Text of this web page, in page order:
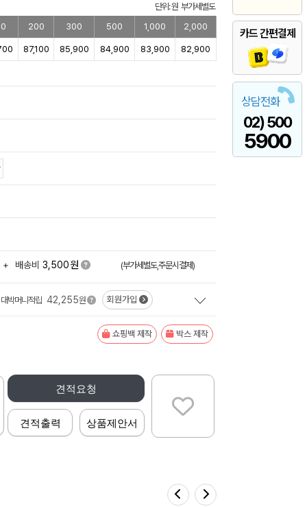
카드 간편결제
상담전화
02) 500
5900
단위: 원 부가세별도
200 300 500 1,000 2,000
87,100 85,900 84,900 83,900 82,900
+ 배송비 3,500원 (부가세별도,주문시결제)
대박머니적립 42,255원 회원가입
쇼핑백 제작 박스 제작
견적요청
견적출력 상품제안서